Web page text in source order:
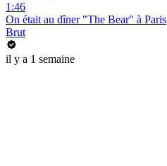
1:46
On était au dîner "The Bear" à Paris
Brut
il y a 1 semaine